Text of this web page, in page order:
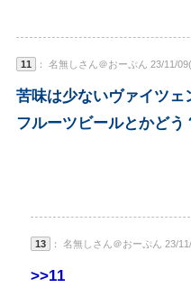
11 ： 名無しさん＠おーぷん 23/11/
苦味は少ないヴァイツ
フルーツビールとかどう
13 ： 名無しさん＠おーぷん 23/
>>11